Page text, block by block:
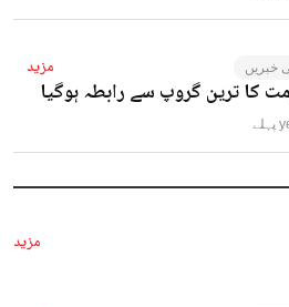
خبریں مزید
کا ترین گروپ سے رابطہ ہوگیا
مزید